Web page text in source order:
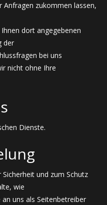
Anfragen zukommen lassen,
dort angegebenen
der
bei uns
nicht ohne Ihre
Dienste.
und zum Schutz
wie
uns als Seitenbetreiber